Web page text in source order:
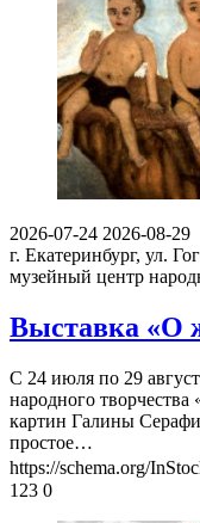
2026-07-24 2026-08-29
г. Екатеринбург, ул.
музейный центр
Выставка «О
С 24 июля по 29
народного
картин Галины
простое…
https://schema.org/
123 0